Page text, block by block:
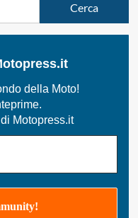
della Moto!
Motopress.it